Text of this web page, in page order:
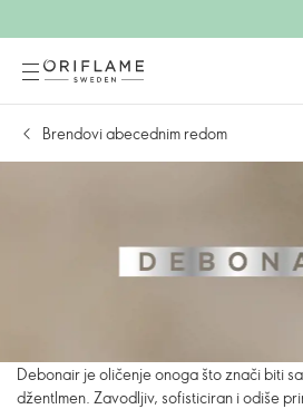
Brendovi abecednim redom
Debonair je oličenje onoga što znači biti
džentlmen. Zavodljiv, sofisticiran i odiše